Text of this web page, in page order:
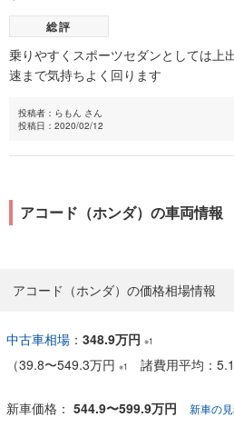
総評
乗りやすくスポーツセダンとしては上
速まで気持ちよく回ります
投稿者：らもん さん
投稿日：2020/02/12
アコード（ホンダ）の車両情報
アコード（ホンダ）の価格相場情報
中古車相場 ： 348.9万円 ※1
（39.8〜549.3万円 ※1 諸費用平均：
新車価格： 544.9〜599.9万円 新車の